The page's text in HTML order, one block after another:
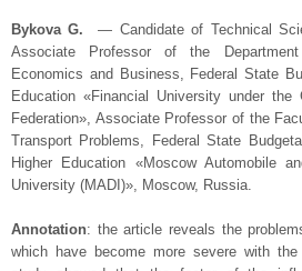
Bykova G. — Candidate of Technical
Associate Professor of the
Economics and Business, Federal State
Education «Financial University under
Federation», Associate Professor of the
Transport Problems, Federal State
Higher Education «Moscow Automobile
University (MADI)», Moscow, Russia.
Annotation: the article reveals the
which have become more severe with